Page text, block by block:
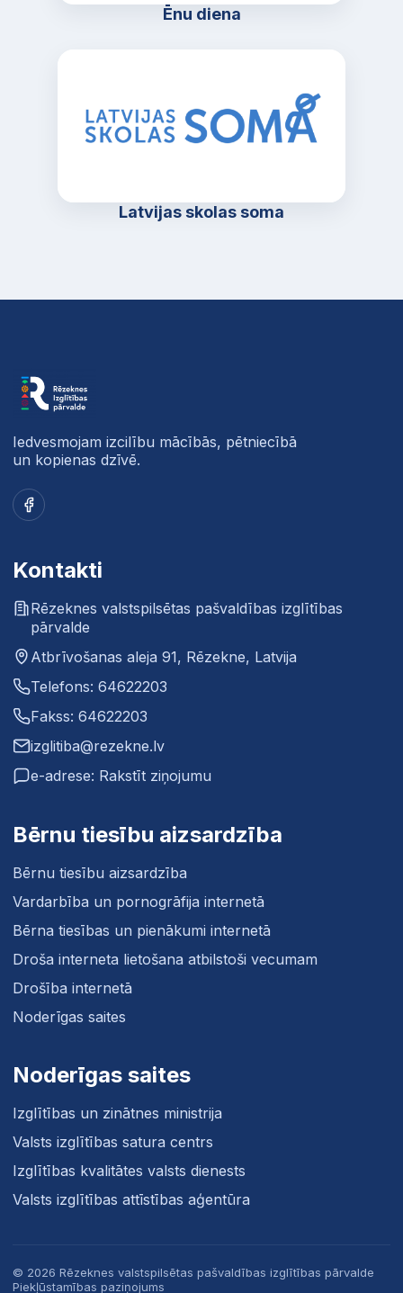
Ēnu diena
Latvijas skolas soma
Iedvesmojam izcilību mācībās, pētniecībā
un kopienas dzīvē.
Facebook
Kontakti
Rēzeknes valstspilsētas pašvaldības izglītības
pārvalde
Atbrīvošanas aleja 91, Rēzekne, Latvija
Telefons: 64622203
Fakss: 64622203
izglitiba@rezekne.lv
e-adrese: Rakstīt ziņojumu
Bērnu tiesību aizsardzība
Bērnu tiesību aizsardzība
Vardarbība un pornogrāfija internetā
Bērna tiesības un pienākumi internetā
Droša interneta lietošana atbilstoši vecumam
Drošība internetā
Noderīgas saites
Noderīgas saites
Izglītības un zinātnes ministrija
Valsts izglītības satura centrs
Izglītības kvalitātes valsts dienests
Valsts izglītības attīstības aģentūra
© 2026 Rēzeknes valstspilsētas pašvaldības izglītības pārvalde
Piekļūstamības paziņojums